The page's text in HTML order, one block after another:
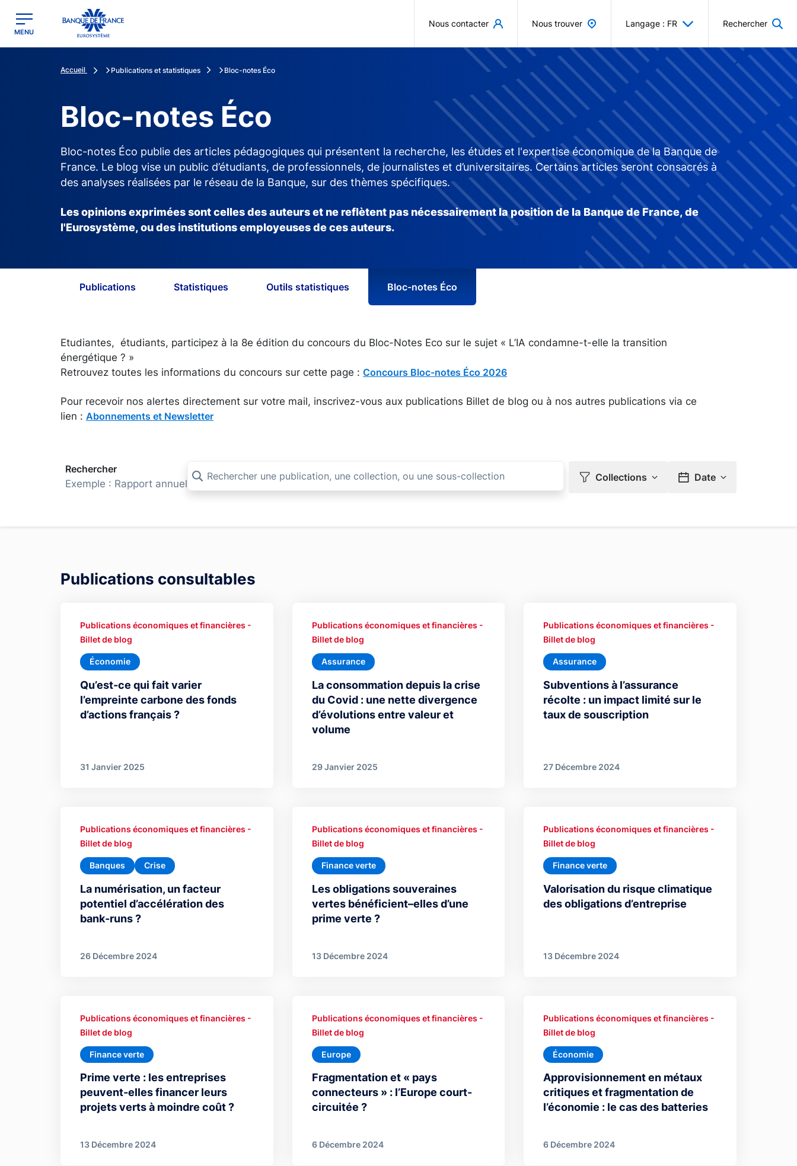
Banque de France - Menu Principal
MENU
Nous contacter Nous trouver Langage : FR Rechercher
Accueil Publications et statistiques Bloc-notes Éco
Bloc-notes Éco
Bloc-notes Éco publie des articles pédagogiques qui présentent la recherche, les études et l'expertise économique de la Banque de
France. Le blog vise un public d’étudiants, de professionnels, de journalistes et d’universitaires. Certains articles seront consacrés à
des analyses réalisées par le réseau de la Banque, sur des thèmes spécifiques.
Les opinions exprimées sont celles des auteurs et ne reflètent pas nécessairement la position de la Banque de France, de
l'Eurosystème, ou des institutions employeuses de ces auteurs.
Publications Statistiques Outils statistiques Bloc-notes Éco
Etudiantes, étudiants, participez à la 8e édition du concours du Bloc-Notes Eco sur le sujet « L’IA condamne-t-elle la transition
énergétique ? »
Retrouvez toutes les informations du concours sur cette page : Concours Bloc-notes Éco 2026
Pour recevoir nos alertes directement sur votre mail, inscrivez-vous aux publications Billet de blog ou à nos autres publications via ce
lien : Abonnements et Newsletter
Rechercher
Exemple : Rapport annuel Collections Date
Publications consultables
Qu’est-ce qui fait varier
l’empreinte carbone des fonds
d’actions français ?
Publications économiques et financières -
Billet de blog
Économie
31 Janvier 2025
La consommation depuis la crise
du Covid : une nette divergence
d’évolutions entre valeur et
volume
Publications économiques et financières -
Billet de blog
Assurance
29 Janvier 2025
Subventions à l’assurance
récolte : un impact limité sur le
taux de souscription
Publications économiques et financières -
Billet de blog
Assurance
27 Décembre 2024
La numérisation, un facteur
potentiel d’accélération des
bank-runs ?
Publications économiques et financières -
Billet de blog
Banques Crise
26 Décembre 2024
Les obligations souveraines
vertes bénéficient–elles d’une
prime verte ?
Publications économiques et financières -
Billet de blog
Finance verte
13 Décembre 2024
Valorisation du risque climatique
des obligations d’entreprise
Publications économiques et financières -
Billet de blog
Finance verte
13 Décembre 2024
Prime verte : les entreprises
peuvent-elles financer leurs
projets verts à moindre coût ?
Publications économiques et financières -
Billet de blog
Finance verte
13 Décembre 2024
Fragmentation et « pays
connecteurs » : l’Europe court-
circuitée ?
Publications économiques et financières -
Billet de blog
Europe
6 Décembre 2024
Approvisionnement en métaux
critiques et fragmentation de
l’économie : le cas des batteries
Publications économiques et financières -
Billet de blog
Économie
6 Décembre 2024